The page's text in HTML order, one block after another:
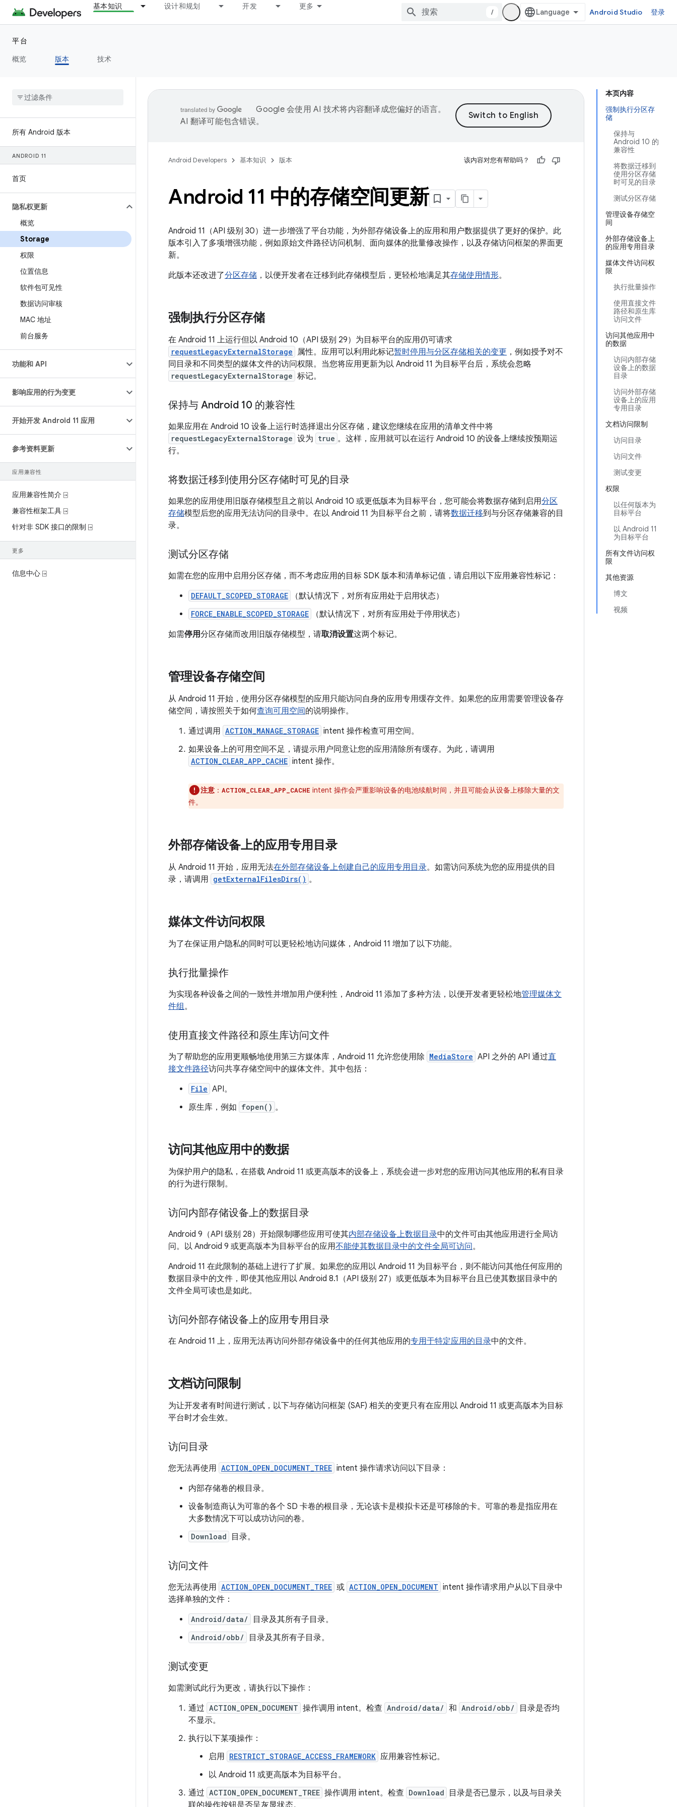
基本知识 设计和规划 开发 更多
/ Android Studio 登录
平台
概览
版本 技术
所有 Android 版本
ANDROID 11
首页
隐私权更新
概览
Storage
权限
位置信息
软件包可见性
数据访问审核
MAC 地址
前台服务
功能和 API
影响应用的行为变更
开始开发 Android 11 应用
参考资料更新
应用兼容性
应用兼容性简介 ⍈
兼容性框架工具 ⍈
针对非 SDK 接口的限制 ⍈
更多
信息中心 ⍈
本页内容
强制执行分区存
储
保持与
Android 10 的
兼容性
将数据迁移到
使用分区存储
时可见的目录
测试分区存储
管理设备存储空
间
外部存储设备上
的应用专用目录
媒体文件访问权
限
执行批量操作
使用直接文件
路径和原生库
访问文件
访问其他应用中
的数据
访问内部存储
设备上的数据
目录
访问外部存储
设备上的应用
专用目录
文档访问限制
访问目录
访问文件
测试变更
权限
以任何版本为
目标平台
以 Android 11
为目标平台
所有文件访问权
限
其他资源
博文
视频
Google 会使用 AI 技术将内容翻译成您偏好的语言。
AI 翻译可能包含错误。
Android Developers 基本知识 版本 该内容对您有帮助吗？
Android 11 中的存储空间更新
Android 11（API 级别 30）进一步增强了平台功能，为外部存储设备上的应用和用户数据提供了更好的保护。此
版本引入了多项增强功能，例如原始文件路径访问机制、面向媒体的批量修改操作，以及存储访问框架的界面更
新。
此版本还改进了分区存储 ，以便开发者在迁移到此存储模型后，更轻松地满足其存储使用情形。
强制执行分区存储
在 Android 11 上运行但以 Android 10（API 级别 29）为目标平台的应用仍可请求
requestLegacyExternalStorage 属性。应用可以利用此标记暂时停用与分区存储相关的变更 ，例如授予对不
同目录和不同类型的媒体文件的访问权限。当您将应用更新为以 Android 11 为目标平台后，系统会忽略
requestLegacyExternalStorage 标记。
保持与 Android 10 的兼容性
如果应用在 Android 10 设备上运行时选择退出分区存储，建议您继续在应用的清单文件中将
requestLegacyExternalStorage 设为 true 。这样，应用就可以在运行 Android 10 的设备上继续按预期运
行。
将数据迁移到使用分区存储时可见的目录
如果您的应用使用旧版存储模型且之前以 Android 10 或更低版本为目标平台，您可能会将数据存储到启用分区
存储模型后您的应用无法访问的目录中。在以 Android 11 为目标平台之前，请将数据迁移到与分区存储兼容的目
录。
测试分区存储
如需在您的应用中启用分区存储，而不考虑应用的目标 SDK 版本和清单标记值，请启用以下应用兼容性标记：
DEFAULT_SCOPED_STORAGE （默认情况下，对所有应用处于启用状态）
FORCE_ENABLE_SCOPED_STORAGE
（默认情况下，对所有应用处于停用状态）
如需停用分区存储而改用旧版存储模型，请取消设置这两个标记。
管理设备存储空间
从 Android 11 开始，使用分区存储模型的应用只能访问自身的应用专用缓存文件。如果您的应用需要管理设备存
储空间，请按照关于如何查询可用空间的说明操作。
通过调用 ACTION_MANAGE_STORAGE intent 操作检查可用空间。
如果设备上的可用空间不足，请提示用户同意让您的应用清除所有缓存。为此，请调用
ACTION_CLEAR_APP_CACHE intent 操作。
注意 ： ACTION_CLEAR_APP_CACHE intent 操作会严重影响设备的电池续航时间，并且可能会从设备上移除大量的文
件。
外部存储设备上的应用专用目录
从 Android 11 开始，应用无法在外部存储设备上创建自己的应用专用目录。如需访问系统为您的应用提供的目
录，请调用 getExternalFilesDirs() 。
媒体文件访问权限
为了在保证用户隐私的同时可以更轻松地访问媒体，Android 11 增加了以下功能。
执行批量操作
为实现各种设备之间的一致性并增加用户便利性，Android 11 添加了多种方法，以便开发者更轻松地管理媒体文
件组。
使用直接文件路径和原生库访问文件
为了帮助您的应用更顺畅地使用第三方媒体库，Android 11 允许您使用除 MediaStore API 之外的 API 通过直
接文件路径访问共享存储空间中的媒体文件。其中包括：
File API。
原生库，例如 fopen() 。
访问其他应用中的数据
为保护用户的隐私，在搭载 Android 11 或更高版本的设备上，系统会进一步对您的应用访问其他应用的私有目录
的行为进行限制。
访问内部存储设备上的数据目录
Android 9（API 级别 28）开始限制哪些应用可使其内部存储设备上数据目录中的文件可由其他应用进行全局访
问。以 Android 9 或更高版本为目标平台的应用不能使其数据目录中的文件全局可访问。
Android 11 在此限制的基础上进行了扩展。如果您的应用以 Android 11 为目标平台，则不能访问其他任何应用的
数据目录中的文件，即使其他应用以 Android 8.1（API 级别 27）或更低版本为目标平台且已使其数据目录中的
文件全局可读也是如此。
访问外部存储设备上的应用专用目录
在 Android 11 上，应用无法再访问外部存储设备中的任何其他应用的专用于特定应用的目录中的文件。
文档访问限制
为让开发者有时间进行测试，以下与存储访问框架 (SAF) 相关的变更只有在应用以 Android 11 或更高版本为目标
平台时才会生效。
访问目录
您无法再使用 ACTION_OPEN_DOCUMENT_TREE intent 操作请求访问以下目录：
内部存储卷的根目录。
设备制造商认为可靠的各个 SD 卡卷的根目录，无论该卡是模拟卡还是可移除的卡。 可靠的卷是指应用在
大多数情况下可以成功访问的卷。
Download 目录。
访问文件
您无法再使用 ACTION_OPEN_DOCUMENT_TREE 或 ACTION_OPEN_DOCUMENT intent 操作请求用户从以下目录中
选择单独的文件：
Android/data/ 目录及其所有子目录。
Android/obb/ 目录及其所有子目录。
测试变更
如需测试此行为更改，请执行以下操作：
通过 ACTION_OPEN_DOCUMENT 操作调用 intent。检查 Android/data/ 和 Android/obb/
目录是否均
不显示。
执行以下某项操作：
启用 RESTRICT_STORAGE_ACCESS_FRAMEWORK 应用兼容性标记。
以 Android 11 或更高版本为目标平台。
通过 ACTION_OPEN_DOCUMENT_TREE 操作调用 intent。检查 Download
目录是否已显示，以及与目录关
联的操作按钮是否呈灰显状态。